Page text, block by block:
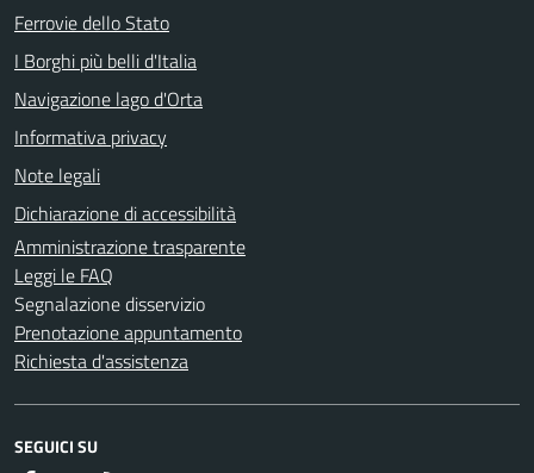
Ferrovie dello Stato
I Borghi più belli d'Italia
Navigazione lago d'Orta
Informativa privacy
Note legali
Dichiarazione di accessibilità
Amministrazione trasparente
Leggi le FAQ
Segnalazione disservizio
Prenotazione appuntamento
Richiesta d'assistenza
SEGUICI SU